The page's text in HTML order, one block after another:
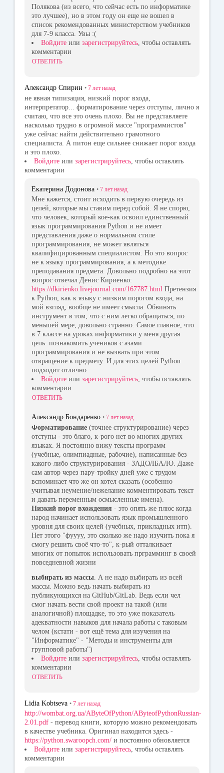
Полякова (из всего, что сейчас есть по информатике
это лучшее), но в этом году он еще не вошел в
список рекомендованных министерством учебников
для 7-9 класса. Увы :(
Войдите или зарегистрируйтесь, чтобы оставлять
комментарии
ОТВЕТИТЬ
Александр Спирин • 7 лет назад
не явная типизация, низкий порог входа,
интерпретатор... форматирование через отступы, лично я
считаю, что все это очень плохо. Вы не представляете
насколько трудно в огромной массе "программистов"
уже сейчас найти действительно грамотного
специалиста. А питон еще сильнее снижает порог входа
и это плохо.
Войдите или зарегистрируйтесь , чтобы оставлять
комментарии
Екатерина Додонова • 7 лет назад
Мне кажется, стоит исходить в первую очередь из
целей, которые мы ставим перед собой. Я не спорю,
что человек, который кое-как освоил единственный
язык программирования Python и не имеет
представления даже о нормальном стиле
программирования, не может являться
квалифицированным специалистом. Но это вопрос
не к языку программирования, а к методике
преподавания предмета. Довольно подробно на этот
вопрос отвечал Денис Кириенко:
https://dkirienko.livejournal.com/167787.html Претензия
к Python, как к языку с низким порогом входа, на
мой взгляд, вообще не имеет смысла. Обвинять
инструмент в том, что с ним легко обращаться, по
меньшей мере, довольно странно. Самое главное, что
в 7 классе на уроках информатики у меня другая
цель: познакомить учеников с азами
программирования и не вызвать при этом
отвращение к предмету. И для этих целей Python
подходит отлично.
Войдите или зарегистрируйтесь, чтобы оставлять
комментарии
ОТВЕТИТЬ
Александр Бондаренко • 7 лет назад
Форматирование (точнее структурирование) через
отступы - это благо, к-рого нет во многих других
языках. Я постоянно вижу тексты программ
(учебные, олимпиадные, рабочие), написанные без
какого-либо структурирования - ЗАДОЛБАЛО. Даже
сам автор через пару-тройку дней уже с трудом
вспоминает что же он хотел сказать (особенно
учитывая неумение/нежелание комментировать текст
и давать переменным осмысленные имена).
Низкий порог вхождения - это опять же плюс когда
народ начинает использовать язык промышленного
уровня для своих целей (учебных, прикладных итп).
Нет этого "фуууу, это сколько же надо изучить пока я
смогу решить своё что-то", к-рый отталкивает
многих от попыток использовать прграмминг в своей
повседневной жизни
выбирать из массы . А не надо выбирать из всей
массы. Можно ведь начать выбирать из
публикующихся на GitHub/GitLab. Ведь если чел
смог начать вести свой проект на такой (или
аналогичной) площадке, то это уже показатель
адекватности навыков для начала работы с таковым
челом (кстати - вот ещё тема для изучения на
"Информатике" - "Методы и инструменты для
групповой работы")
Войдите или зарегистрируйтесь , чтобы оставлять
комментарии
ОТВЕТИТЬ
Lidia Kobtseva • 7 лет назад
http://wombat.org.ua/AByteOfPython/AByteofPythonRussian-
2.01.pdf - перевод книги, которую можно рекомендовать
в качестве учебника. Оригинал находится здесь -
https://python.swaroopch.com/ и постоянно обновляется
Войдите или зарегистрируйтесь, чтобы оставлять
комментарии